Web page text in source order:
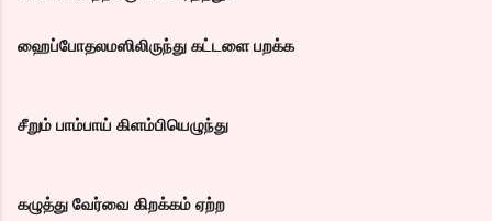
ஹைப்போதலமஸிலிருந்து கட்டளை பறக்க
சீறும் பாம்பாய் கிளம்பியெழுந்து
கழுத்து வேர்வை கிறக்கம் ஏற்ற